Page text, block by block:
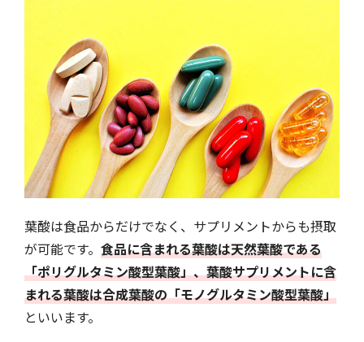
葉酸は食品からだけでなく、サプリメントからも摂取
が可能です。 食品に含まれる葉酸は天然葉酸である
「ポリグルタミン酸型葉酸」、葉酸サプリメントに含
まれる葉酸は合成葉酸の「モノグルタミン酸型葉酸」
といいます。